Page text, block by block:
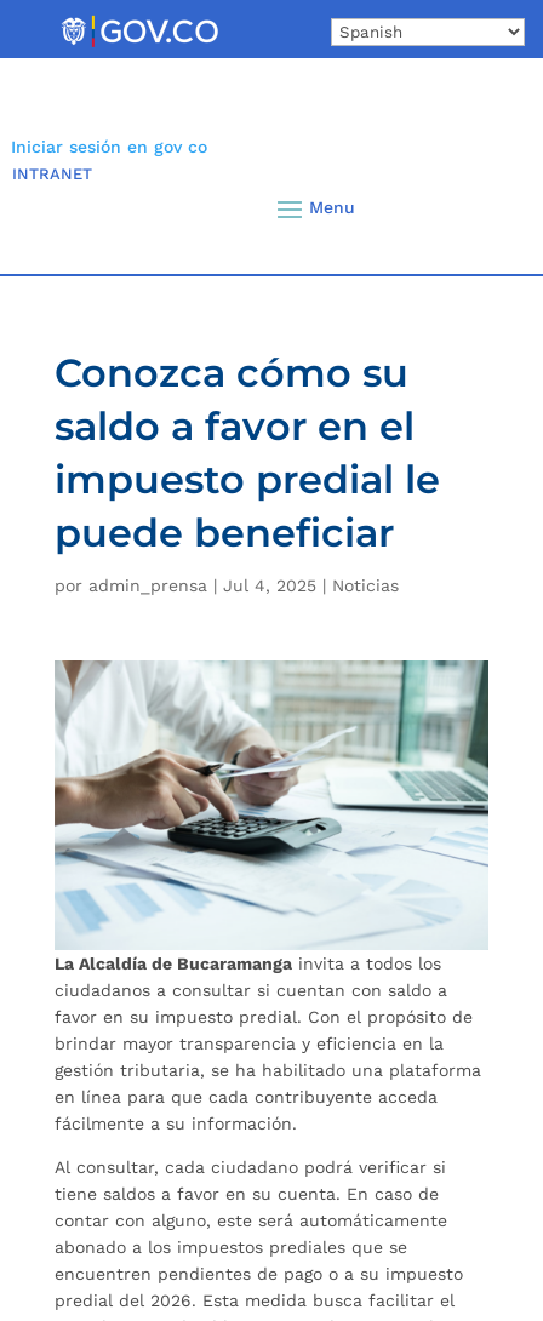
Iniciar sesión en gov co
INTRANET
Conozca cómo su
saldo a favor en el
impuesto predial le
puede beneficiar
por admin_prensa | Jul 4, 2025| Noticias
La Alcaldía de Bucaramangainvita a todos los
ciudadanos a consultar si cuentan con saldo a
favor en su impuesto predial. Con el propósito de
brindar mayor transparencia y eficiencia en la
gestión tributaria, se ha habilitado una plataforma
en línea para que cada contribuyente acceda
fácilmente a su información.
Al consultar, cada ciudadano podrá verificar si
tiene saldos a favor en su cuenta. En caso de
contar con alguno, este será automáticamente
abonado a los impuestos prediales que se
encuentren pendientes de pago o a su impuesto
predial del 2026. Esta medida busca facilitar el